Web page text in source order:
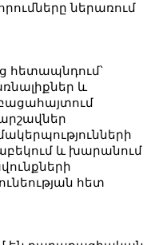
ներառում
հետապնդում՝
և
և խարանում
հետ